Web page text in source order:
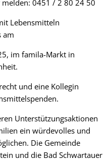
0451 / 2 80 24 50
Lebensmitteln
am
im famila-Markt in
und eine Kollegin
Unterstützungsaktionen
ein würdevolles und
Die Gemeinde
und die Bad Schwartauer